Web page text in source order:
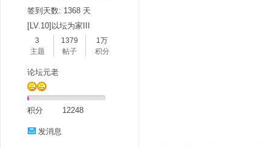
签到天数: 1368 天
[LV.10]以坛为家III
3
主题
1379
帖子
1万
积分
论坛元老
积分 12248
发消息